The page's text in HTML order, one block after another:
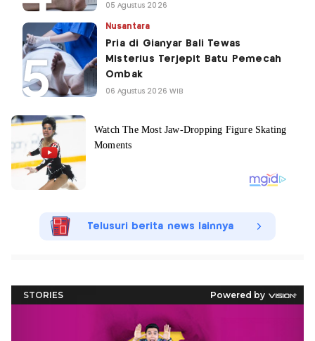
05 Agustus 2026
Nusantara
Pria di Gianyar Bali Tewas
Misterius Terjepit Batu Pemecah
Ombak
06 Agustus 2026 WIB
Telusuri berita news lainnya